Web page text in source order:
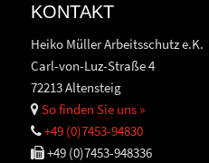
KONTAKT
Heiko Müller Arbeitsschutz e.K.
Carl-von-Luz-Straße 4
72213 Altensteig
So finden Sie uns »
+49 (0)7453-94830
+49 (0)7453-948336